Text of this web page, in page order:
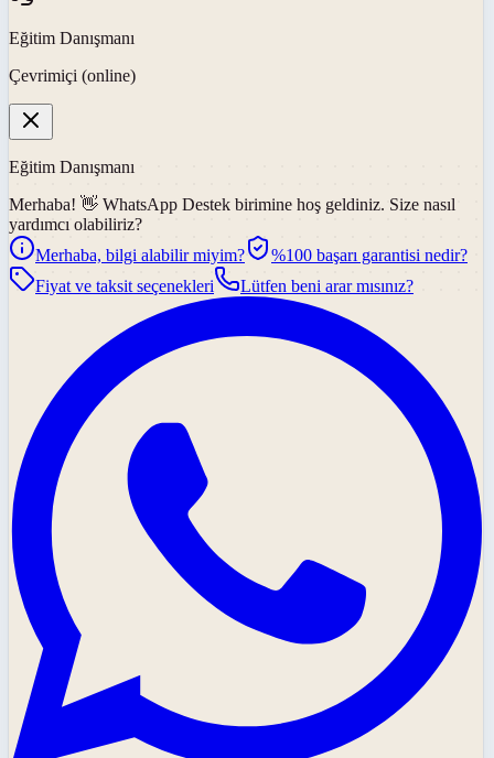
Eğitim Danışmanı
Çevrimiçi (online)
Eğitim Danışmanı
Merhaba! 👋 WhatsApp Destek birimine hoş geldiniz. Size nasıl
yardımcı olabiliriz?
Merhaba, bilgi alabilir miyim?
%100 başarı garantisi nedir?
Fiyat ve taksit seçenekleri
Lütfen beni arar mısınız?